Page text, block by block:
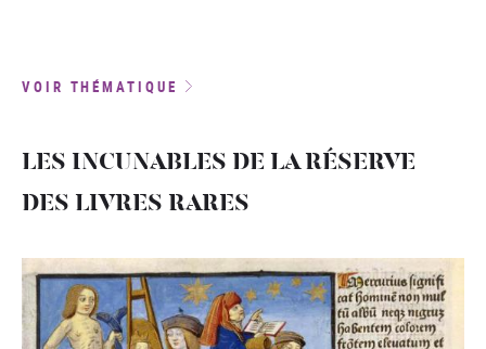
VOIR THÉMATIQUE
LES INCUNABLES DE LA RÉSERVE
DES LIVRES RARES